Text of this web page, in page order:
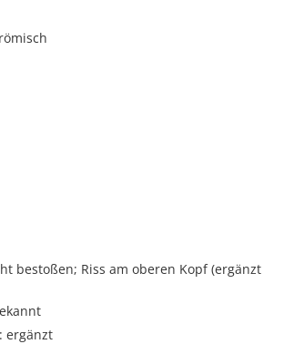
bestoßen; Riss am oberen Kopf (ergänzt
ergänzt